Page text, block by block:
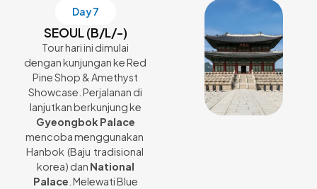
Day 7
SEOUL (B/L/-)
Tour hari ini dimulai
dengan kunjungan ke Red
Pine Shop & Amethyst
Showcase. Perjalanan di
lanjutkan berkunjung ke
Gyeongbok Palace
mencoba menggunakan
Hanbok (Baju tradisional
korea) dan National
Palace . Melewati Blue